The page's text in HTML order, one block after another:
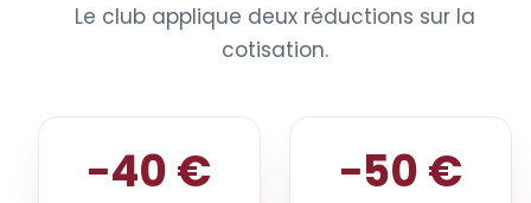
Le club applique deux réductions sur la
cotisation.
−40 € −50 €